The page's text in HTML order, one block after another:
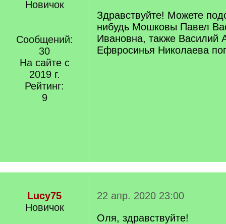
Новичок
Сообщений:
30
На сайте с
2019 г.
Рейтинг:
9
Здравствуйте! Можете
нибудь Мошковы Павел
Ивановна, также Василий
Ефвросинья Николаева
Lucy75
Новичок
22 апр. 2020 23:00
Оля, здравствуйте!